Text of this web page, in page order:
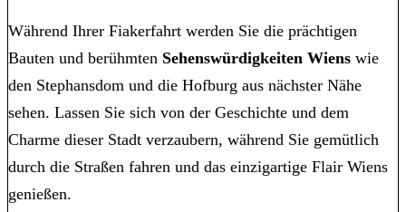
Während Ihrer Fiakerfahrt werden Sie die prächtigen
Bauten und berühmten Sehenswürdigkeiten Wiens wie
den Stephansdom und die Hofburg aus nächster Nähe
sehen. Lassen Sie sich von der Geschichte und dem
Charme dieser Stadt verzaubern, während Sie gemütlich
durch die Straßen fahren und das einzigartige Flair Wiens
genießen.